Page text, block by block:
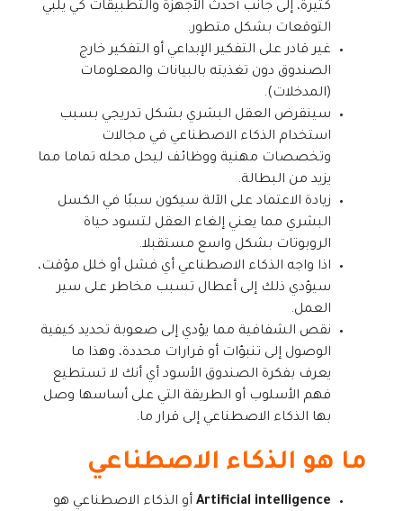
كثيرة، إلى جانب أحدث الأجهزة والتطبيقات كي يلبي
التوقعات بشكل متطور.
غير قادر على التفكير الإبداعي أو التفكير خارج
الصندوق دون تغذيته بالبيانات والمعلومات
(المدخلات).
سينقرض العقل البشري بشكل تدريجي بسبب
استخدام الذكاء الاصطناعي في مجالات
وتخصصات مهنية ووظائف ليحل محله تماما مما
يزيد من البطالة.
زيادة الاعتماد على الآلة سيكون سببًا في الكسل
البشري مما يعني إلغاء العقل لتسود حياة
الروبوتات بشكل واسع مستقبلا.
اذا واجه الذكاء الاصطناعي أي فشل أو خلل مؤقت،
سيؤدي ذلك إلى أعطال تسبب مخاطر على سير
العمل.
نقص الشفافية مما يؤدي إلى صعوبة تحديد كيفية
الوصول إلى تنبؤات أو قرارات محددة، وهذا ما
يعرف بفكرة الصندوق الأسود أي أنك لا تستطيع
فهم الأسلوب أو الطريقة التي على أساسها وصل
بها الذكاء الاصطناعي إلى قرار ما.
ما هو الذكاء الاصطناعي
Artificial intelligence أو الذكاء الاصطناعي هو